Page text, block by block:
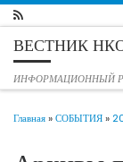
Перейти к
ВЕСТНИК
ИНФОРМАЦИОННЫЙ
Главная»СОБЫТИЯ»